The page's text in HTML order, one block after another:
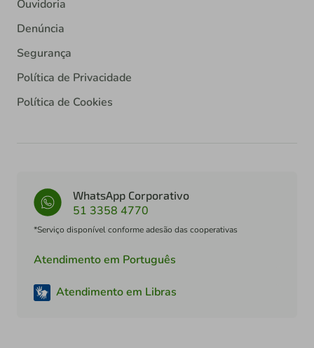
Ouvidoria
Denúncia
Segurança
Política de Privacidade
Política de Cookies
WhatsApp Corporativo
51 3358 4770
*Serviço disponível conforme adesão das cooperativas
Atendimento em Português
Atendimento em Libras